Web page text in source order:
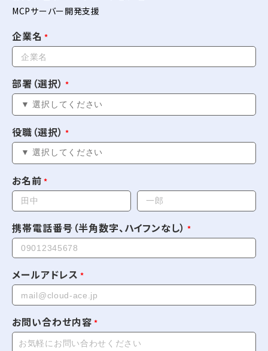
MCPサーバー開発支援
企業名
部署（選択）
役職（選択）
お名前
携帯電話番号（半角数字、ハイフンなし）
メールアドレス
お問い合わせ内容